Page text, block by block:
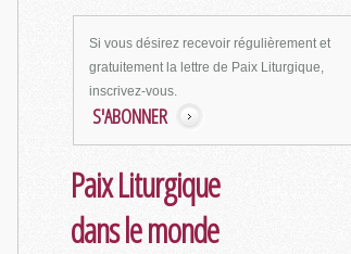
Si vous désirez recevoir régulièrement et
gratuitement la lettre de Paix Liturgique,
inscrivez-vous.
S'ABONNER
Paix Liturgique
dans le monde